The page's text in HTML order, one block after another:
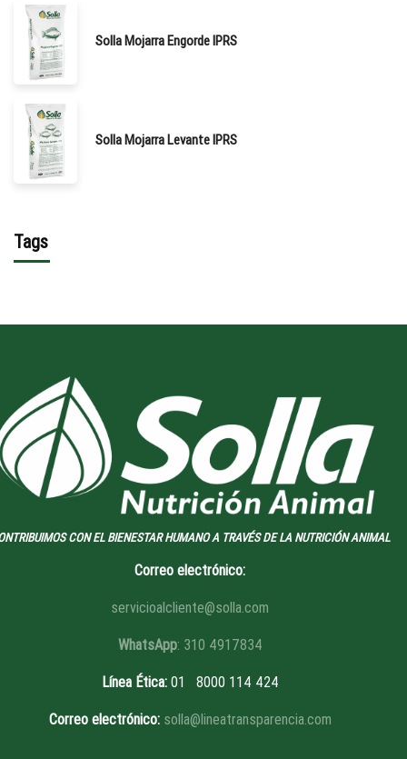
Solla Mojarra Engorde IPRS
Solla Mojarra Levante IPRS
Tags
CON EL BIENESTAR HUMANO A TRAVÉS DE LA NUTRICIÓN ANIMAL
Correo electrónico:
servicioalcliente@solla.com
WhatsApp: 310 4917834
Línea Ética:01 8000 114 424
Correo electrónico: solla@lineatransparencia.com